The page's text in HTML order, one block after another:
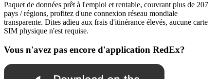
Paquet de données prêt à l'emploi et rentable, couvrant plus de 207
pays / régions, profitez d'une connexion réseau mondiale
transparente. Dites adieu aux frais d'itinérance élevés, aucune carte
SIM physique n'est requise.
Vous n'avez pas encore d'application RedEx?